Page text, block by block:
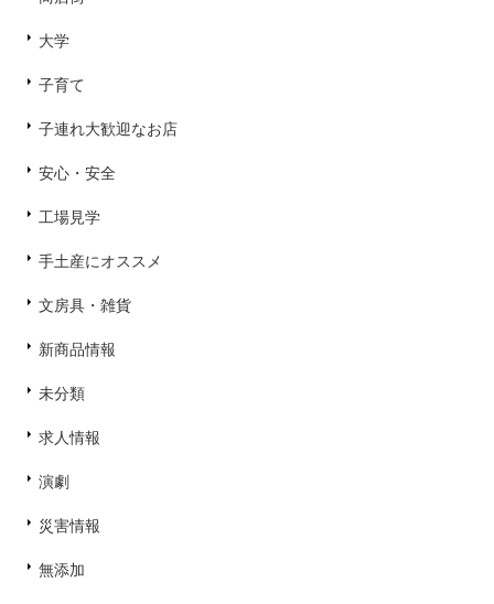
大学
子育て
子連れ大歓迎なお店
安心・安全
工場見学
手土産にオススメ
文房具・雑貨
新商品情報
未分類
求人情報
演劇
災害情報
無添加